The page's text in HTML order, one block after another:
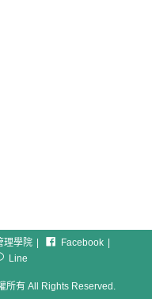
理學院
Facebook
Line
所有 All Rights Reserved.